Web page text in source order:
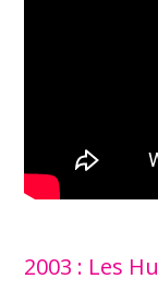
2003 : Les